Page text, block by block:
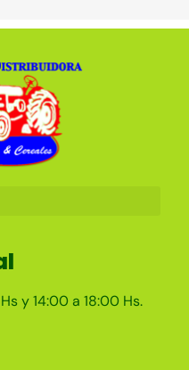
y 14:00 a 18:00 Hs.